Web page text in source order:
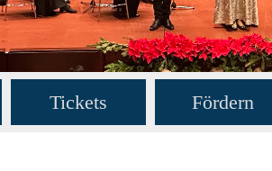
Tickets Fördern